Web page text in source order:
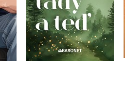
Do košíku
469 Kč
375 Kč